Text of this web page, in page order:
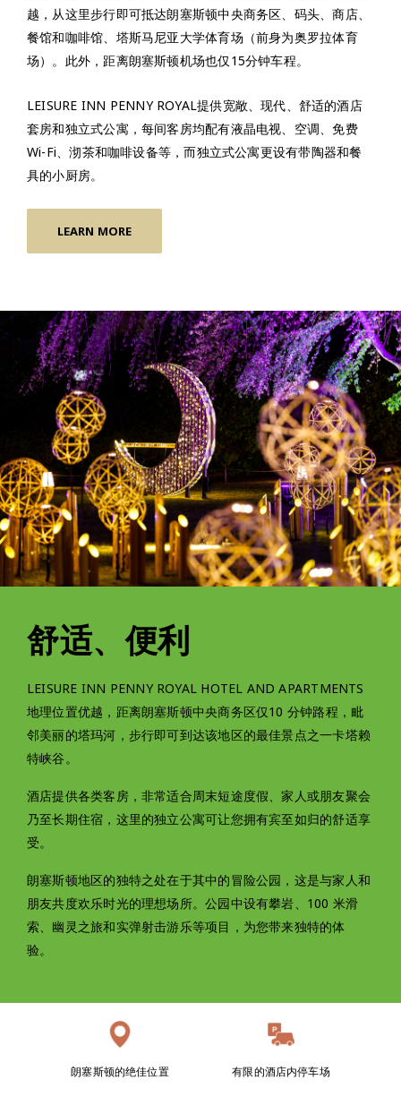
越，从这里步行即可抵达朗塞斯顿中央商务区、码头、商店、
餐馆和咖啡馆、塔斯马尼亚大学体育场（前身为奥罗拉体育
场）。此外，距离朗塞斯顿机场也仅15分钟车程。
LEISURE INN PENNY ROYAL提供宽敞、现代、舒适的酒店
套房和独立式公寓，每间客房均配有液晶电视、空调、免费
Wi-Fi、沏茶和咖啡设备等，而独立式公寓更设有带陶器和餐
具的小厨房。
LEARN MORE
舒适、便利
LEISURE INN PENNY ROYAL HOTEL AND APARTMENTS
地理位置优越，距离朗塞斯顿中央商务区仅10 分钟路程，毗
邻美丽的塔玛河，步行即可到达该地区的最佳景点之一卡塔赖
特峡谷。
酒店提供各类客房，非常适合周末短途度假、家人或朋友聚会
乃至长期住宿，这里的独立公寓可让您拥有宾至如归的舒适享
受。
朗塞斯顿地区的独特之处在于其中的冒险公园，这是与家人和
朋友共度欢乐时光的理想场所。公园中设有攀岩、100 米滑
索、幽灵之旅和实弹射击游乐等项目，为您带来独特的体
验。
朗塞斯顿的绝佳位置 有限的酒店内停车场